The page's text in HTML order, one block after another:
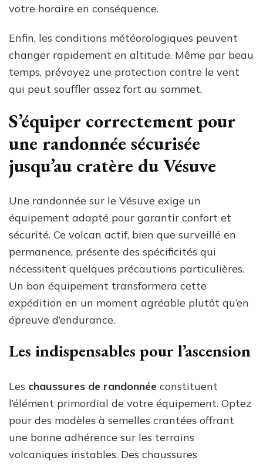
votre horaire en conséquence.
Enfin, les conditions météorologiques peuvent
changer rapidement en altitude. Même par beau
temps, prévoyez une protection contre le vent
qui peut souffler assez fort au sommet.
S’équiper correctement pour
une randonnée sécurisée
jusqu’au cratère du Vésuve
Une randonnée sur le Vésuve exige un
équipement adapté pour garantir confort et
sécurité. Ce volcan actif, bien que surveillé en
permanence, présente des spécificités qui
nécessitent quelques précautions particulières.
Un bon équipement transformera cette
expédition en un moment agréable plutôt qu’en
épreuve d’endurance.
Les indispensables pour l’ascension
Les chaussures de randonnée constituent
l’élément primordial de votre équipement. Optez
pour des modèles à semelles crantées offrant
une bonne adhérence sur les terrains
volcaniques instables. Des chaussures